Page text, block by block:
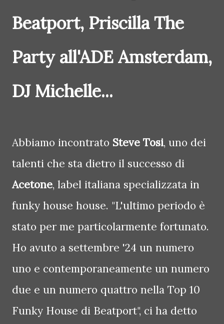
Beatport, Priscilla The
Party all'ADE Amsterdam,
DJ Michelle...
Abbiamo incontrato Steve Tosi, uno dei
talenti che sta dietro il successo di
Acetone, label italiana specializzata in
funky house house. "L'ultimo periodo è
stato per me particolarmente fortunato.
Ho avuto a settembre '24 un numero
uno e contemporaneamente un numero
due e un numero quattro nella Top 10
Funky House di Beatport", ci ha detto